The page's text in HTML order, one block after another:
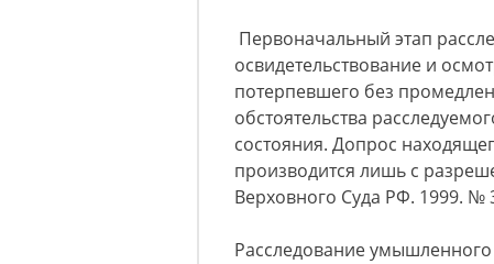
Первоначальный этап
освидетельствование и
потерпевшего без
обстоятельства
состояния. Допрос
производится лишь с
Верховного Суда РФ. 1999. №
Расследование